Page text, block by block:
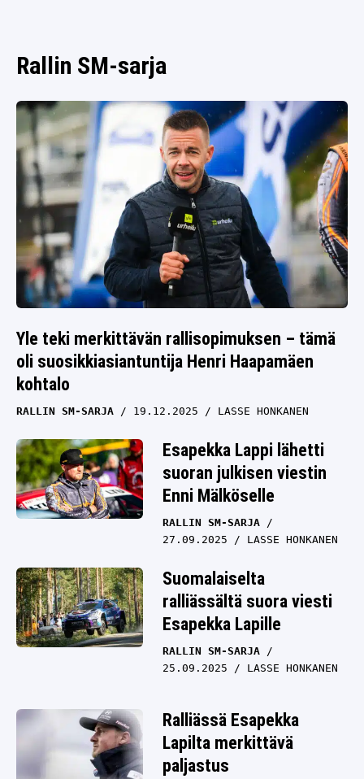
Rallin SM-sarja
Yle teki merkittävän rallisopimuksen – tämä
oli suosikkiasiantuntija Henri Haapamäen
kohtalo
RALLIN SM-SARJA 19.12.2025 LASSE HONKANEN
Esapekka Lappi lähetti
suoran julkisen viestin
Enni Mälköselle
RALLIN SM-SARJA
27.09.2025
LASSE HONKANEN
Suomalaiselta
ralliässältä suora viesti
Esapekka Lapille
RALLIN SM-SARJA
25.09.2025
LASSE HONKANEN
Ralliässä Esapekka
Lapilta merkittävä
paljastus